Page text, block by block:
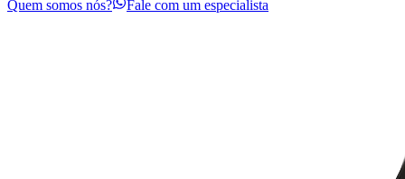
Quem somos nós? Fale com um especialista